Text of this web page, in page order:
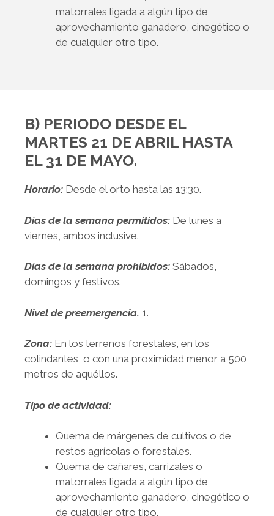
matorrales ligada a algún tipo de
aprovechamiento ganadero, cinegético o
de cualquier otro tipo.
B) PERIODO DESDE EL
MARTES 21 DE ABRIL HASTA
EL 31 DE MAYO.
Horario: Desde el orto hasta las 13:30.
Días de la semana permitidos: De lunes a
viernes, ambos inclusive.
Días de la semana prohibidos: Sábados,
domingos y festivos.
Nivel de preemergencia. 1.
Zona: En los terrenos forestales, en los
colindantes, o con una proximidad menor a 500
metros de aquéllos.
Tipo de actividad:
Quema de márgenes de cultivos o de
restos agrícolas o forestales.
Quema de cañares, carrizales o
matorrales ligada a algún tipo de
aprovechamiento ganadero, cinegético o
de cualquier otro tipo.